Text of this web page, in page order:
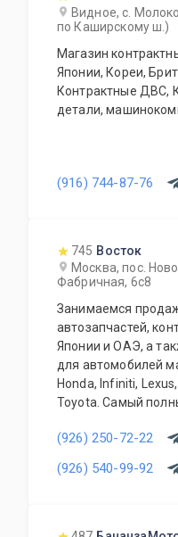
Видное, с.
по Каширскому ш.)
Магазин
Японии, Кореи,
Контрактные ДВС,
детали,
(916) 744-87-76
745 Восток
Москва, пос.
Фабричная, 6с8
Занимаемся
автозапчастей,
Японии и ОАЭ, а
для автомобилей
Honda, Infiniti,
Toyota. Самый
прочего.
на всю
система скидок
(926) 250-72-22
(926) 540-99-92